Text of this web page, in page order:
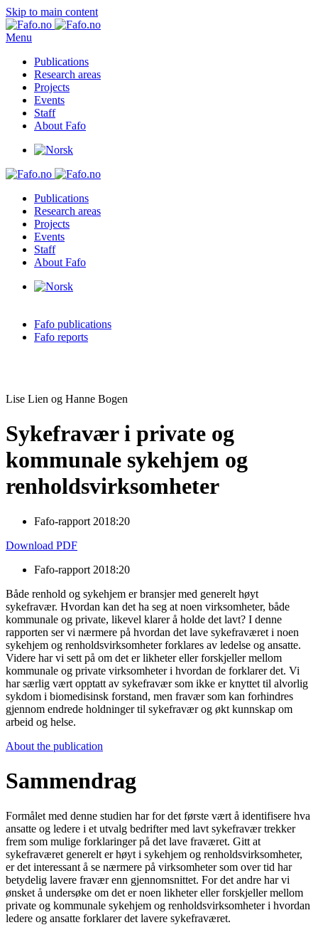
Skip to main content
Menu
Publications
Research areas
Projects
Events
Staff
About Fafo
Publications
Research areas
Projects
Events
Staff
About Fafo
Fafo publications
Fafo reports
Lise Lien og Hanne Bogen
Sykefravær i private og
kommunale sykehjem og
renholdsvirksomheter
Fafo-rapport 2018:20
Download PDF
Fafo-rapport 2018:20
Både renhold og sykehjem er bransjer med generelt høyt
sykefravær. Hvordan kan det ha seg at noen virksomheter, både
kommunale og private, likevel klarer å holde det lavt? I denne
rapporten ser vi nærmere på hvordan det lave sykefraværet i noen
sykehjem og renholdsvirksomheter forklares av ledelse og ansatte.
Videre har vi sett på om det er likheter eller forskjeller mellom
kommunale og private virksomheter i hvordan de forklarer det. Vi
har særlig vært opptatt av sykefravær som ikke er knyttet til alvorlig
sykdom i biomedisinsk forstand, men fravær som kan forhindres
gjennom endrede holdninger til sykefravær og økt kunnskap om
arbeid og helse.
About the publication
Sammendrag
Formålet med denne studien har for det første vært å identifisere hva
ansatte og ledere i et utvalg bedrifter med lavt sykefravær trekker
frem som mulige forklaringer på det lave fraværet. Gitt at
sykefraværet generelt er høyt i sykehjem og renholdsvirksomheter,
er det interessant å se nærmere på virksomheter som over tid har
betydelig lavere fravær enn gjennomsnittet. For det andre har vi
ønsket å undersøke om det er noen likheter eller forskjeller mellom
private og kommunale sykehjem og renholdsvirksomheter i hvordan
ledere og ansatte forklarer det lavere sykefraværet.